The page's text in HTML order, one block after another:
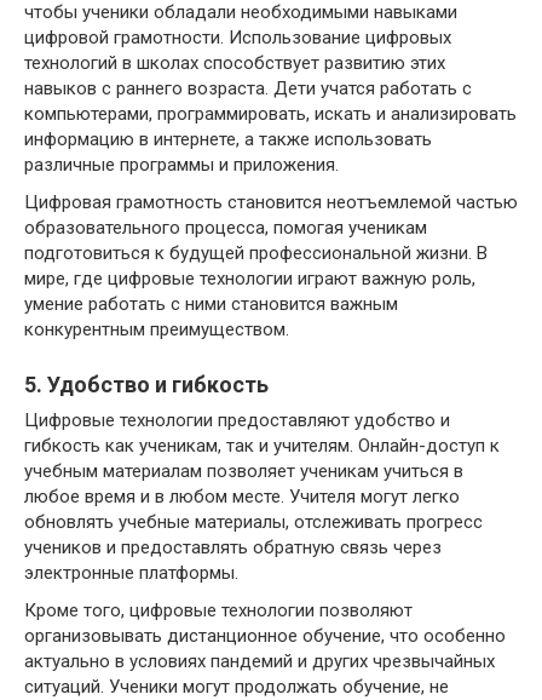
чтобы ученики обладали необходимыми навыками
цифровой грамотности. Использование цифровых
технологий в школах способствует развитию этих
навыков с раннего возраста. Дети учатся работать с
компьютерами, программировать, искать и анализировать
информацию в интернете, а также использовать
различные программы и приложения.
Цифровая грамотность становится неотъемлемой частью
образовательного процесса, помогая ученикам
подготовиться к будущей профессиональной жизни. В
мире, где цифровые технологии играют важную роль,
умение работать с ними становится важным
конкурентным преимуществом.
5. Удобство и гибкость
Цифровые технологии предоставляют удобство и
гибкость как ученикам, так и учителям. Онлайн-доступ к
учебным материалам позволяет ученикам учиться в
любое время и в любом месте. Учителя могут легко
обновлять учебные материалы, отслеживать прогресс
учеников и предоставлять обратную связь через
электронные платформы.
Кроме того, цифровые технологии позволяют
организовывать дистанционное обучение, что особенно
актуально в условиях пандемий и других чрезвычайных
ситуаций. Ученики могут продолжать обучение, не